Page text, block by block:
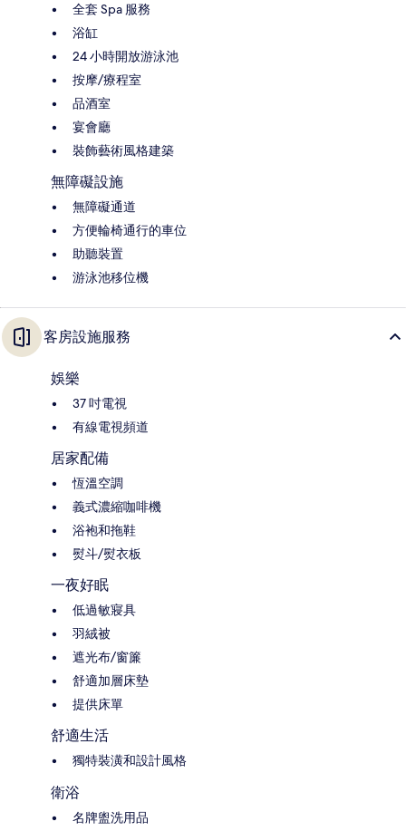
全套 Spa 服務
浴缸
24 小時開放游泳池
按摩/療程室
品酒室
宴會廳
裝飾藝術風格建築
無障礙設施
無障礙通道
方便輪椅通行的車位
助聽裝置
游泳池移位機
客房設施服務
娛樂
37 吋電視
有線電視頻道
居家配備
恆溫空調
義式濃縮咖啡機
浴袍和拖鞋
熨斗/熨衣板
一夜好眠
低過敏寢具
羽絨被
遮光布/窗簾
舒適加層床墊
提供床單
舒適生活
獨特裝潢和設計風格
衛浴
名牌盥洗用品